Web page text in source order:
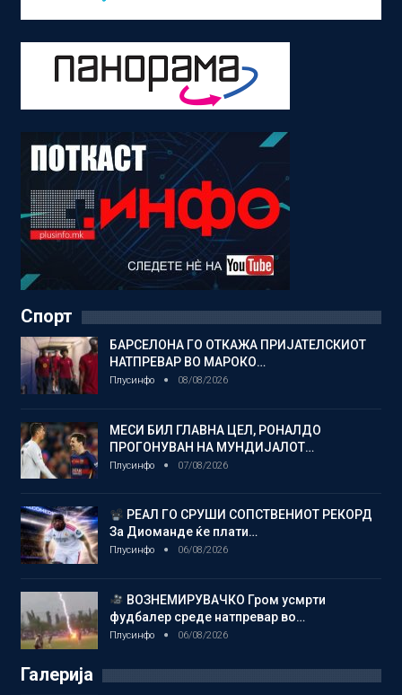
Спорт
БАРСЕЛОНА ГО ОТКАЖА ПРИЈАТЕЛСКИОТ
НАТПРЕВАР ВО МАРОКО…
Плусинфо 08/08/2026
МЕСИ БИЛ ГЛАВНА ЦЕЛ, РОНАЛДО
ПРОГОНУВАН НА МУНДИЈАЛОТ…
Плусинфо 07/08/2026
РЕАЛ ГО СРУШИ СОПСТВЕНИОТ РЕКОРД
За Диоманде ќе плати…
Плусинфо 06/08/2026
ВОЗНЕМИРУВАЧКО Гром усмрти
фудбалер среде натпревар во…
Плусинфо 06/08/2026
Галерија